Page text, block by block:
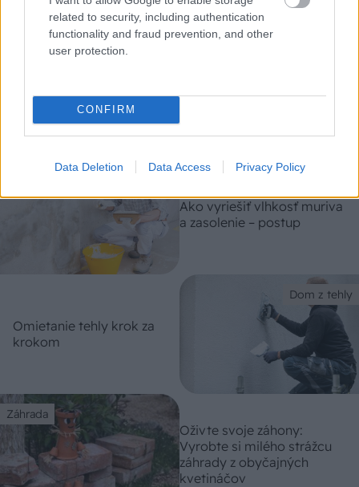
related to security, including authentication
functionality and fraud prevention, and other
user protection.
CONFIRM
Data Deletion Data Access Privacy Policy
Doplnky a dekorácie
Nástenné hodiny
Dom z tehly
Ako vyriešiť vlhkosť muriva
a zasolenie – postup
Dom z tehly
Omietanie tehly krok za
krokom
Záhrada
Oživte svoje záhony:
Vyrobte si milého strážcu
záhrady z obyčajných
kvetináčov